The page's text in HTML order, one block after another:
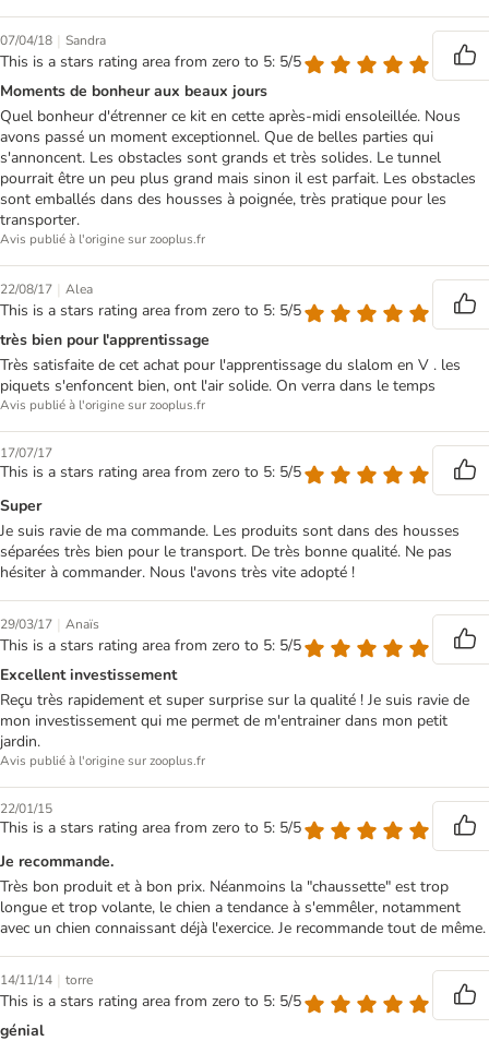
07/04/18 | Sandra
This is a stars rating area from zero to 5: 5/5
Moments de bonheur aux beaux jours
Quel bonheur d'étrenner ce kit en cette après-midi ensoleillée. Nous
avons passé un moment exceptionnel. Que de belles parties qui
s'annoncent. Les obstacles sont grands et très solides. Le tunnel
pourrait être un peu plus grand mais sinon il est parfait. Les obstacles
sont emballés dans des housses à poignée, très pratique pour les
transporter.
Avis publié à l'origine sur zooplus.fr
22/08/17 | Alea
This is a stars rating area from zero to 5: 5/5
très bien pour l'apprentissage
Très satisfaite de cet achat pour l'apprentissage du slalom en V . les
piquets s'enfoncent bien, ont l'air solide. On verra dans le temps
Avis publié à l'origine sur zooplus.fr
17/07/17
This is a stars rating area from zero to 5: 5/5
Super
Je suis ravie de ma commande. Les produits sont dans des housses
séparées très bien pour le transport. De très bonne qualité. Ne pas
hésiter à commander. Nous l'avons très vite adopté !
29/03/17 | Anaïs
This is a stars rating area from zero to 5: 5/5
Excellent investissement
Reçu très rapidement et super surprise sur la qualité ! Je suis ravie de
mon investissement qui me permet de m'entrainer dans mon petit
jardin.
Avis publié à l'origine sur zooplus.fr
22/01/15
This is a stars rating area from zero to 5: 5/5
Je recommande.
Très bon produit et à bon prix. Néanmoins la "chaussette" est trop
longue et trop volante, le chien a tendance à s'emmêler, notamment
avec un chien connaissant déjà l'exercice. Je recommande tout de même.
14/11/14 | torre
This is a stars rating area from zero to 5: 5/5
génial